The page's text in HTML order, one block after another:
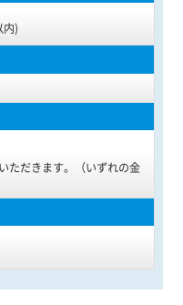
内)
ただきます。（いずれの金